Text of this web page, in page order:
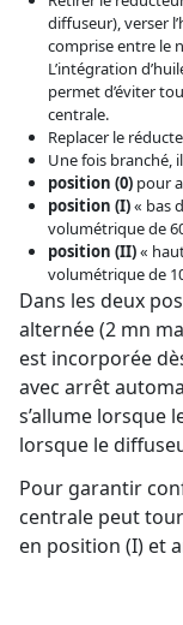
diffuseur), verser
comprise entre le
L’intégration
permet d’éviter
centrale.
Replacer le
Une fois branché,
position (0) pour
position (I)« bas
volumétrique de
position (II)«
volumétrique de
Dans les deux
alternée (2 mn
est incorporée
avec arrêt
s’allume lorsque
lorsque le
Pour garantir
centrale peut
en position (I) et